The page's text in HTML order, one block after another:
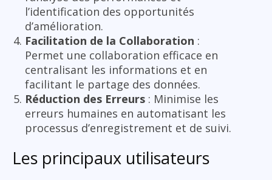
l’identification des opportunités
d’amélioration.
Facilitation de la Collaboration :
Permet une collaboration efficace en
centralisant les informations et en
facilitant le partage des données.
Réduction des Erreurs : Minimise les
erreurs humaines en automatisant les
processus d’enregistrement et de suivi.
Les principaux utilisateurs